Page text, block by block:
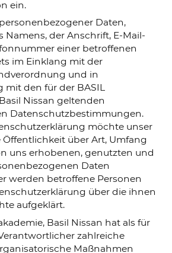
ein.
Daten,
Namens, der Anschrift, E-Mail-
einer betroffenen
im Einklang mit der
und in
mit den für der BASIL
Nissan geltenden
Datenschutzbestimmungen.
möchte unser
über Art, Umfang
uns erhobenen, genutzten und
Daten
werden betroffene Personen
über die ihnen
aufgeklärt.
Basil Nissan hat als für
zahlreiche
Maßnahmen